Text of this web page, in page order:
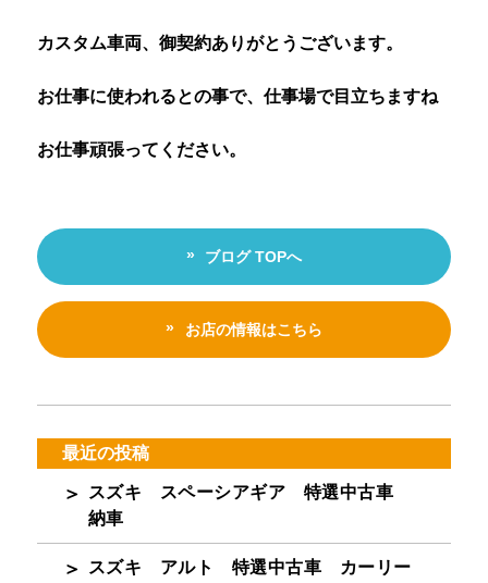
カスタム車両、御契約ありがとうございます。
お仕事に使われるとの事で、仕事場で目立ちますね
お仕事頑張ってください。
ブログ TOPへ
お店の情報はこちら
最近の投稿
スズキ スペーシアギア 特選中古車
納車
スズキ アルト 特選中古車 カーリー